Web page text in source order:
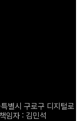
별시 구로구 디지털로
임자 : 김민석